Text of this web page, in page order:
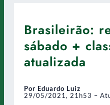
Brasileirão:
sábado +
atualizada
Por Eduardo Luiz
29/05/2021, 21h53 –